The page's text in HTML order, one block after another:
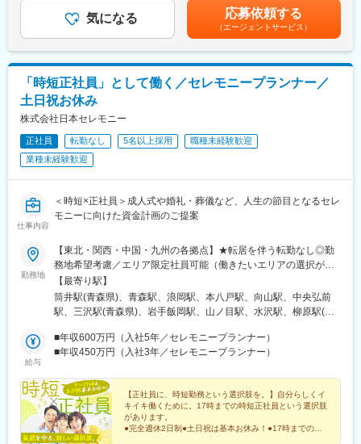
●当社の魅力
・一顧客一担当制：お客様の想いを「かたち」にする為、新規接
客から当日の進行、装飾のテーマ、料理やサービスまで1人のウェ
ディングプランナーが一貫してプロデュースするのが同社の魅力
です。
・T&Gは、社員の意欲や可能性を信じて様々なミッションを任せ
る企業風土があり、長期的に様々なキャリアの挑戦が可能です。
変更の範囲：会社の定める業務
ます。
◆各セクションのマネジメント業務
プランナーから料理、装花、美容、衣装、写真撮影など、各部署
のリーダーやスタッフと連携を取りながら、全体のマネジメント
を行います。
◆イベントの企画や実施のサポート
ブライダルフェアの企画を行なう社内プロジェクトなどで、新た
に出た案や意見に対して、承認やアドバイスを行ないます。時に
は、来場者特典などについて、市場のトレンドをふまえて自ら意
見を出すことも。
◆スタッフの採用・教育
各部署から状況をヒアリングし、必要に応じて採用活動を実施し
ます。また教育スケジュールに基づき、採用の進捗管理や指導も
実施していただきます。
た式場のプロデュースを行います。その地域での文化や風習を理
解し、お客様の指向性や価値観に合わせた戦略策定をすることが
重要です。
■転勤について：
全国に拠点がある当社ですが双方合意の上で異動/転勤をお願いし
ずその場に残る選択肢もございます。また人によっては転勤打診
がなく初任地から異動しない社員もおります。
一顧客一担当制：お客様の想いを「かたち」にするため、新規接
客から当日の進行、装飾のテーマ、料理やサービスまで1人のウェ
ディングプランナーが一貫してプロデュースするのが当社の魅力
です。
は年齢、ご経験スキルを考慮のうえ、決定します。月間30時間の
みなし残業時間を超過した分は残業手当を支給■昇給:年2回■賞与:
年2回賃金はあくまでも目安の金額であり、選考を通じて上下する
可能性があります。月給(月額)は固定手当を含めた表記です。
気になる 応募依頼する
（エージェントサービス）
「時短正社員」として働く／セレモニープランナー／
土日祝お休み
株式会社日本セレモニー
正社員 転勤なし 5名以上採用
職種未経験歓迎
業種未経験歓迎
仕事内容
＜時短×正社員＞成人式や婚礼・葬儀など、人生の節目となるセレ
モニーに向けた資金計画のご提案
勤務地
【東北・関西・中国・九州の各拠点】★転居を伴う転勤なし◎勤
務地希望考慮／エリア限定社員可能（働きたいエリアの選択が可
能）◎マイカー通勤可（一部不可のエリア有）※U・Iターン歓迎★
全国で多数オープニング予定★随時、会社説明会実施予定 ■東北
エリア青森県（青森・八戸・十和田・弘前・上北郡）岩手県（盛
取・石巻・大崎）秋田県（秋田・横手・大仙・由利本荘・能代・
大館）■関西エリア大阪府（大阪・茨木・高槻・寝屋川・八尾・河
原）■中国エリア岡山県（岡山・倉敷）広島県（福山・尾道・三
原・広島）山口県（岩国・光・周南・防府・下関・宇部）■九州エ
リア福岡県（北九州・古賀・福津・福岡・春日・直方・行橋・久
留米）長崎県（佐世保）大分県（中津）佐賀県（伊万里）受動喫
煙対策：あり※以下『勤務地一覧を見る』は支店の一覧です※『勤
【最寄り駅】
筒井駅(青森県)、青森駅、浪岡駅、本八戸駅、向山駅、中央弘前
駅、三沢駅(青森県)、岩手飯岡駅、山ノ目駅、水沢駅、柳原駅(岩
南駅、小鶴新田駅、名取駅、石巻駅、塚目駅、秋田駅、横手駅、
大曲駅(秋田県)、羽後本荘駅、能代駅、大館駅、神崎川駅、近鉄八
出川駅、塚口駅(阪急線)、畝傍駅、妹尾駅、倉敷市駅、備後本庄
駅、新尾道駅、須波駅、三原駅、山陽女学園前駅、岩国駅、光
駅、徳山駅、防府駅、幡生駅、綾羅木駅、東新川駅(山口県)、旦過
駅、熊西駅、萩原駅(福岡県)、古賀駅、福間駅、馬出九大病院前
給与
■年収600万円（入社5年／セレモニープランナー）
■年収450万円（入社3年／セレモニープランナー）
【正社員に、時短勤務という選択肢を。】自分らしくイ
キイキ働くために。17時までの時短正社員という選択肢
があります。
●完全週休2日制●土日祝は基本お休み！●17時までの時